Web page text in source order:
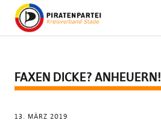
FAXEN DICKE? ANHEUERN!
13. MÄRZ 2019